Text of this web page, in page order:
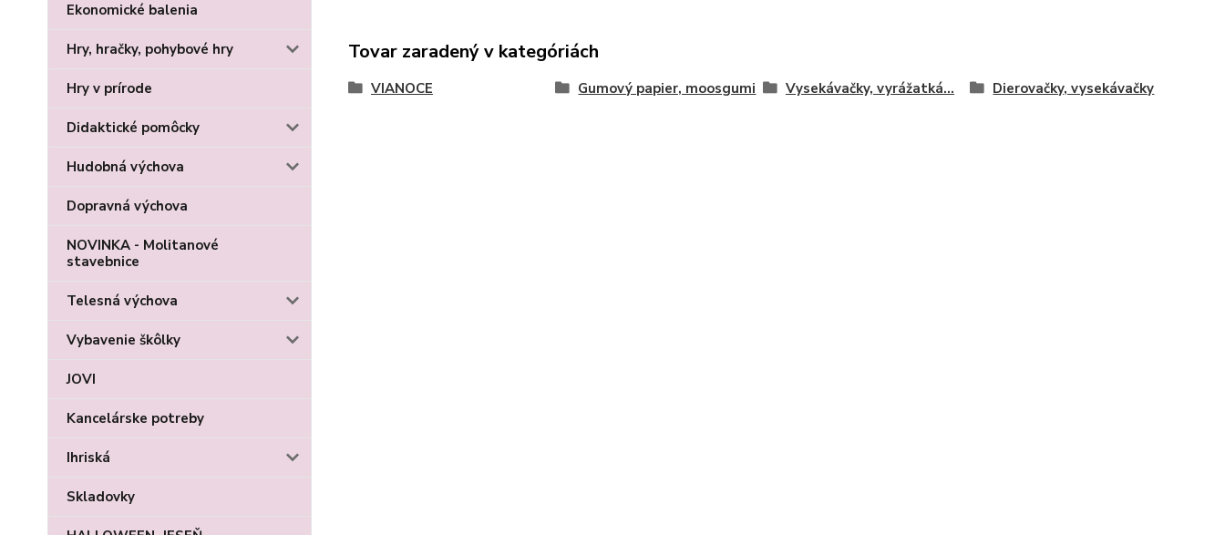
Ekonomické balenia
Hry, hračky, pohybové hry
Hry v prírode
Didaktické pomôcky
Hudobná výchova
Dopravná výchova
NOVINKA - Molitanové
stavebnice
Telesná výchova
Vybavenie škôlky
JOVI
Kancelárske potreby
Ihriská
Skladovky
Tovar zaradený v kategóriách
VIANOCE Gumový papier, moosgumi Vysekávačky, vyrážatká... Dierovačky, vysekávačky